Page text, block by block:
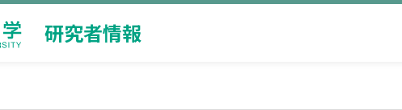
研究者情報